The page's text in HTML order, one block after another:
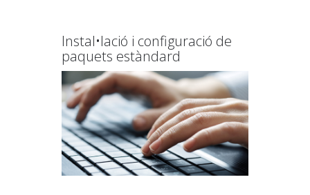
Instal•lació i configuració de
paquets estàndard